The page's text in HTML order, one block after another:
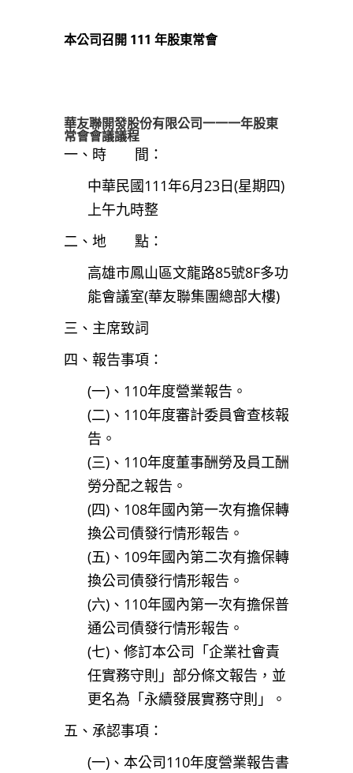
本公司召開 111 年股東常會
華友聯開發股份有限公司一一一年股東
常會會議議程
一、時 間：
中華民國111年6月23日(星期四)
上午九時整
二、地 點：
高雄市鳳山區文龍路85號8F多功
能會議室(華友聯集團總部大樓)
三、主席致詞
四、報告事項：
(一)、110年度營業報告。
(二)、110年度審計委員會查核報
告。
(三)、110年度董事酬勞及員工酬
勞分配之報告。
(四)、108年國內第一次有擔保轉
換公司債發行情形報告。
(五)、109年國內第二次有擔保轉
換公司債發行情形報告。
(六)、110年國內第一次有擔保普
通公司債發行情形報告。
(七)、修訂本公司「企業社會責
任實務守則」部分條文報告，並
更名為「永續發展實務守則」。
五、承認事項：
(一)、本公司110年度營業報告書